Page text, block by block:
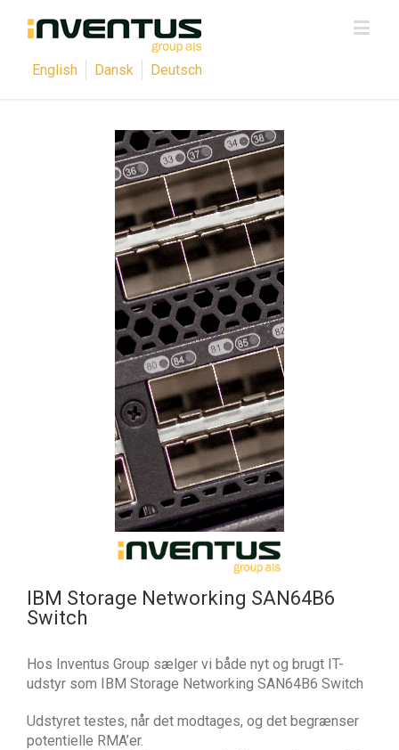
English Dansk Deutsch
IBM Storage Networking SAN64B6
Switch
Hos Inventus Group sælger vi både nyt og brugt IT-
udstyr som IBM Storage Networking SAN64B6 Switch
Udstyret testes, når det modtages, og det begrænser
potentielle RMA’er.